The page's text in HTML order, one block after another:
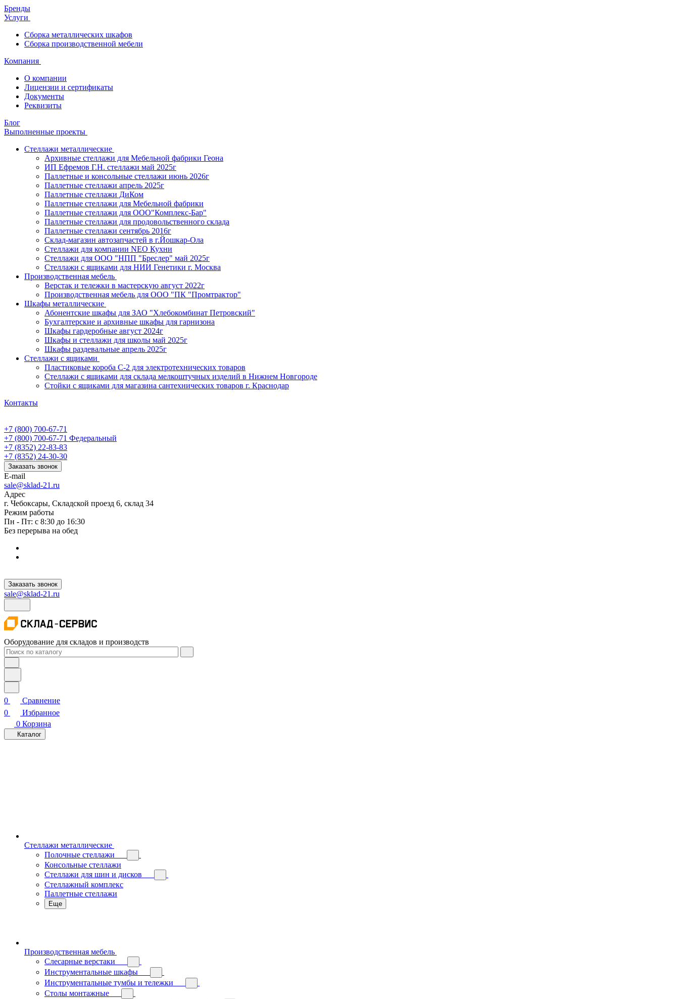
Бренды
Услуги
Сборка металлических шкафов
Сборка производственной мебели
Компания
О компании
Лицензии и сертификаты
Документы
Реквизиты
Блог
Выполненные проекты
Стеллажи металлические
Архивные стеллажи для Мебельной фабрики Геона
ИП Ефремов Г.Н. стеллажи май 2025г
Паллетные и консольные стеллажи июнь 2026г
Паллетные стеллажи апрель 2025г
Паллетные стеллажи ДиКом
Паллетные стеллажи для Мебельной фабрики
Паллетные стеллажи для ООО"Комплекс-Бар"
Паллетные стеллажи для продовольственного склада
Паллетные стеллажи сентябрь 2016г
Склад-магазин автозапчастей в г.Йошкар-Ола
Стеллажи для компании NEO Кухни
Стеллажи для ООО "НПП "Бреслер" май 2025г
Стеллажи с ящиками для НИИ Генетики г. Москва
Производственная мебель
Верстак и тележки в мастерскую август 2022г
Производственная мебель для ООО "ПК "Промтрактор"
Шкафы металлические
Абонентские шкафы для ЗАО "Хлебокомбинат Петровский"
Бухгалтерские и архивные шкафы для гарнизона
Шкафы гардеробные август 2024г
Шкафы и стеллажи для школы май 2025г
Шкафы раздевальные апрель 2025г
Стеллажи с ящиками
Пластиковые короба С-2 для электротехнических товаров
Стеллажи с ящиками для склада мелкоштучных изделий в Нижнем Новгороде
Стойки с ящиками для магазина сантехнических товаров г. Краснодар
Контакты
+7 (800) 700-67-71
+7 (800) 700-67-71 Федеральный
+7 (8352) 22-83-83
+7 (8352) 24-30-30
Заказать звонок
E-mail
sale@sklad-21.ru
Адрес
г. Чебоксары, Складской проезд 6, склад 34
Режим работы
Пн - Пт: с 8:30 до 16:30
Без перерыва на обед
Заказать звонок
sale@sklad-21.ru
Оборудование для складов и производств
0
Сравнение
0
Избранное
0 Корзина
Каталог
Стеллажи металлические
Полочные стеллажи
Консольные стеллажи
Стеллажи для шин и дисков
Стеллажный комплекс
Паллетные стеллажи
Еще
Производственная мебель
Слесарные верстаки
Инструментальные шкафы
Инструментальные тумбы и тележки
Столы монтажные